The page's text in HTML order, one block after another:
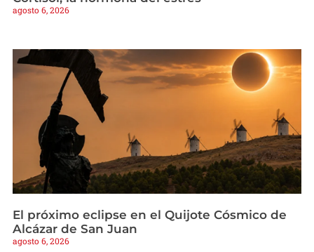
agosto 6, 2026
El próximo eclipse en el Quijote Cósmico de
Alcázar de San Juan
agosto 6, 2026